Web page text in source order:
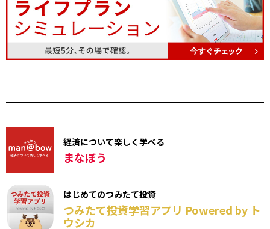
経済について楽しく学べる
まなぼう
はじめてのつみたて投資
つみたて投資学習アプリ Powered by ト
ウシカ